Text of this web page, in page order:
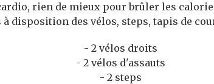
rien de mieux pour brûler les
à disposition des vélos, steps, tapis de
- 2 vélos droits
- 2 vélos d'assauts
- 2 steps